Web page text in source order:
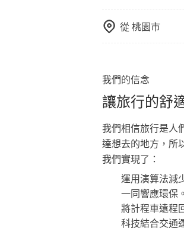
從桃園市
我們的信念
讓旅行的舒
我們相信旅行是人
達想去的地方，所
我們實現了：
運用演算法減
一同響應環保。
將計程車遠程
科技結合交通